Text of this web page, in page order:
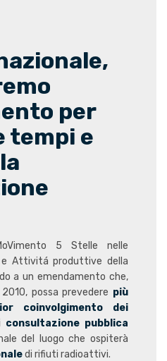
per
tempi e
5 Stelle nelle
e Attivitá produttive della
a un emendamento che,
possa prevedere più
coinvolgimento dei
consultazione pubblica
del luogo che ospiterà
di rifiuti radioattivi.